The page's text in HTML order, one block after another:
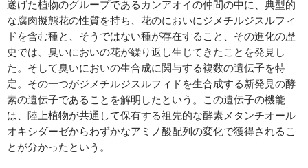
遂げた植物のグループであるカンアオイの仲間の中に、典型的
な腐肉擬態花の性質を持ち、花のにおいにジメチルジスルフィ
ドを含む種と、そうではない種が存在すること、その進化の歴
史では、臭いにおいの花が繰り返し生じてきたことを発見し
た。そして臭いにおいの生合成に関与する複数の遺伝子を特
定。その一つがジメチルジスルフィドを生合成する新発見の酵
素の遺伝子であることを解明したという。この遺伝子の機能
は、陸上植物が共通して保有する祖先的な酵素メタンチオール
オキシダーゼからわずかなアミノ酸配列の変化で獲得されるこ
とが分かったという。